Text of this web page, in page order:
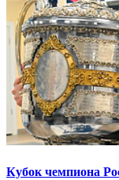
Кубок чемпиона